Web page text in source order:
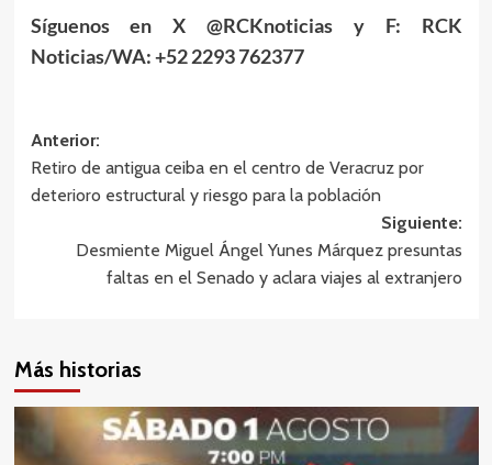
Síguenos en X @RCKnoticias y F: RCK
Noticias/WA: +52 2293 762377
Navegación
de
Anterior:
Retiro de antigua ceiba en el centro de Veracruz por
deterioro estructural y riesgo para la población
Siguiente:
Desmiente Miguel Ángel Yunes Márquez presuntas
faltas en el Senado y aclara viajes al extranjero
Más historias